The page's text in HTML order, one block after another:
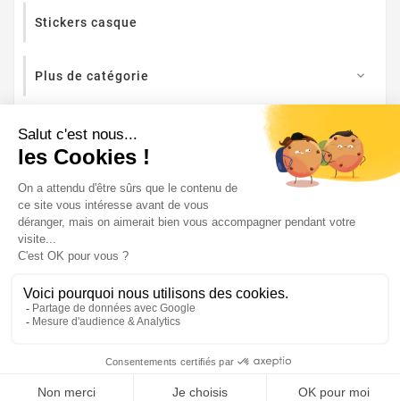
Stickers casque
Plus de catégorie 
Super Fabrique, c'est fabriqué en France, Au fin fond de la
Bourgogne. Par des motards, pour des motards.
Informations
